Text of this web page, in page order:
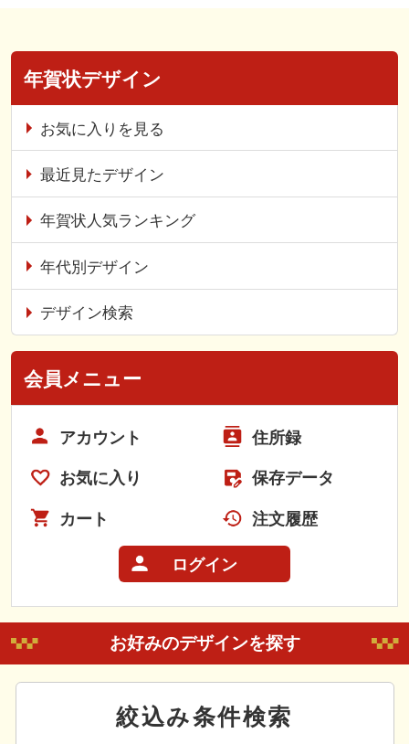
年賀状デザイン
お気に入りを見る
最近見たデザイン
年賀状人気ランキング
年代別デザイン
デザイン検索
会員メニュー
アカウント 住所録
お気に入り 保存データ
カート 注文履歴
ログイン
お好みのデザインを探す
絞込み条件検索